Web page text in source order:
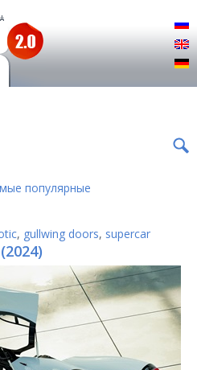
популярные
, gullwing doors, supercar